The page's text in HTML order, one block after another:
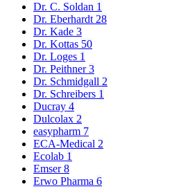
Dr. C. Soldan 1
Dr. Eberhardt 28
Dr. Kade 3
Dr. Kottas 50
Dr. Loges 1
Dr. Peithner3
Dr. Schmidgall 2
Dr. Schreibers 1
Ducray 4
Dulcolax 2
easypharm 7
ECA-Medical 2
Ecolab 1
Emser8
Erwo Pharma 6